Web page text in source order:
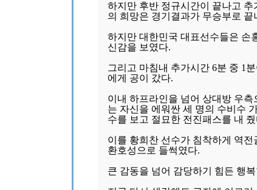
하지만 후반 정규시간이 끝나고
의 희망은 경기결과가 무승부로 끝
하지만 대한민국 대표선수들은 손
신감을 보였다.
그리고 마침내 추가시간 6분 중 1
에게 공이 갔다.
이내 하프라인을 넘어 상대방 우
는 자신을 에워싼 세 명의 수비수
수를 보고 절묘한 전진패스를 내 줬
이를 황희찬 선수가 침착하게 역
환호성으로 들썩였다.
큰 감동을 넘어 감당하기 힘든 행